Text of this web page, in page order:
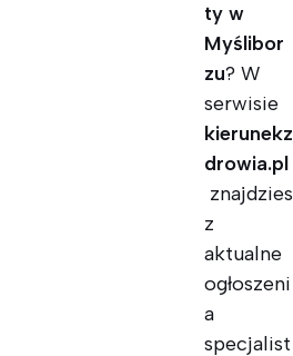
ty w
Myślibor
zu? W
serwisie
kierunekz
drowia.pl
znajdzies
z
aktualne
ogłoszeni
a
specjalist